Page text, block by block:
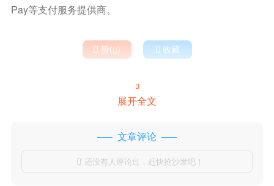
Pay等支付服务提供商。
 赞()  收藏

展开全文
文章评论
 还没有人评论过，赶快抢沙发吧！